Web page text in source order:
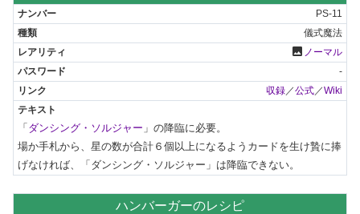
PS-11
儀式魔法
photo ノーマル
-
収録／公式／Wiki
「 ダンシング・ソルジャー 」の降臨に必要。
場か手札から、星の数が合計６個以上になるようカードを生け贄に捧
げなければ、「ダンシング・ソルジャー」は降臨できない。
ハンバーガーのレシピ